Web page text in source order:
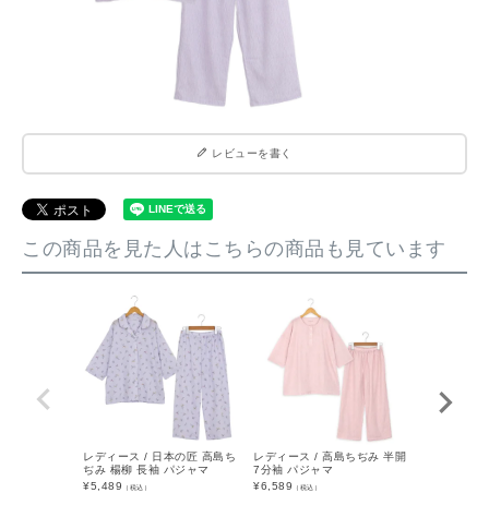
レビューを書く
この商品を見た人はこちらの商品も見ています
レディース / 日本の匠 高島ち
ぢみ 楊柳 長袖 パジャマ
¥5,489 （税込）
レディース / 高島ちぢみ 半開
7分袖 パジャマ
¥6,589 （税込）